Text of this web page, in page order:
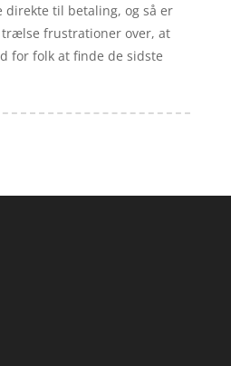
direkte til betaling, og så er
frustrationer over, at
for folk at finde de sidste